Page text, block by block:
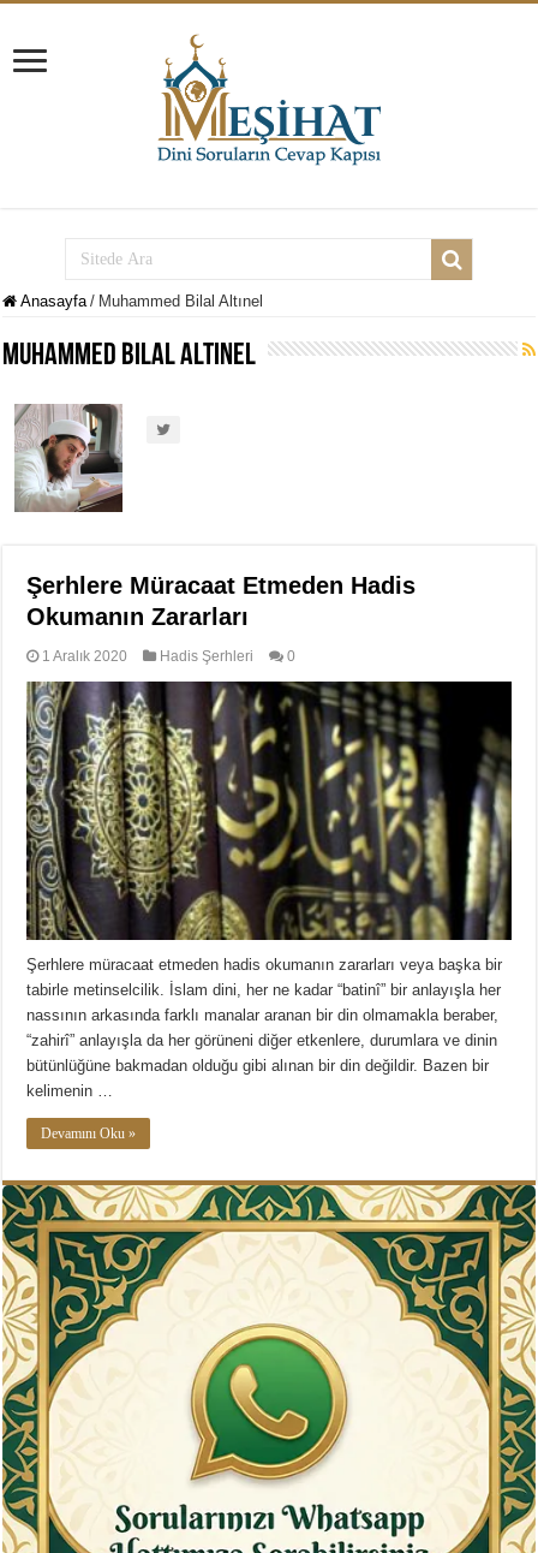
Anasayfa / Muhammed Bilal Altınel
Muhammed Bilal Altınel
Şerhlere Müracaat Etmeden Hadis
Okumanın Zararları
1 Aralık 2020 Hadis Şerhleri 0
Şerhlere müracaat etmeden hadis okumanın zararları veya başka bir
tabirle metinselcilik. İslam dini, her ne kadar “batinî” bir anlayışla her
nassının arkasında farklı manalar aranan bir din olmamakla beraber,
“zahirî” anlayışla da her görüneni diğer etkenlere, durumlara ve dinin
bütünlüğüne bakmadan olduğu gibi alınan bir din değildir. Bazen bir
kelimenin …
Devamını Oku »